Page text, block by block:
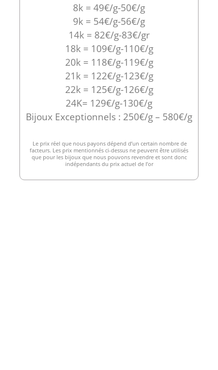
8k = 49€/g-50€/g
9k = 54€/g-56€/g
14k = 82€/g-83€/gr
18k = 109€/g-110€/g
20k = 118€/g-119€/g
21k = 122€/g-123€/g
22k = 125€/g-126€/g
24K= 129€/g-130€/g
Bijoux Exceptionnels : 250€/g – 580€/g
Le prix réel que nous payons dépend d’un certain nombre de
facteurs. Les prix mentionnés ci-dessus ne peuvent être utilisés
que pour les bijoux que nous pouvons revendre et sont donc
indépendants du prix actuel de l’or